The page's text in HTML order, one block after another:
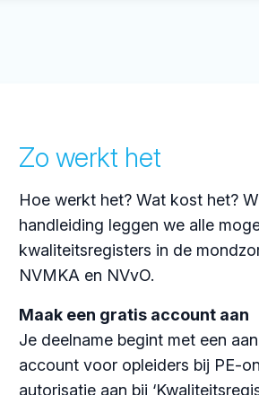
Zo werkt het
Hoe werkt het? Wat kost het?
handleiding leggen we alle
kwaliteitsregisters in de
NVMKA en NVvO.
Maak een gratis account aan
Je deelname begint met een
account voor opleiders bij PE-
autorisatie aan bij